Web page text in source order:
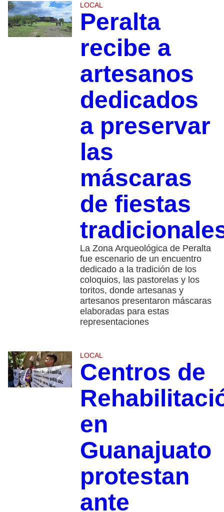
LOCAL
Peralta
recibe a
artesanos
dedicados
a preservar
las
máscaras
de fiestas
La Zona Arqueológica de Peralta
fue escenario de un encuentro
dedicado a la tradición de los
coloquios, las pastorelas y los
toritos, donde artesanas y
artesanos presentaron máscaras
elaboradas para estas
representaciones
LOCAL
Centros de
en
Guanajuato
protestan
ante